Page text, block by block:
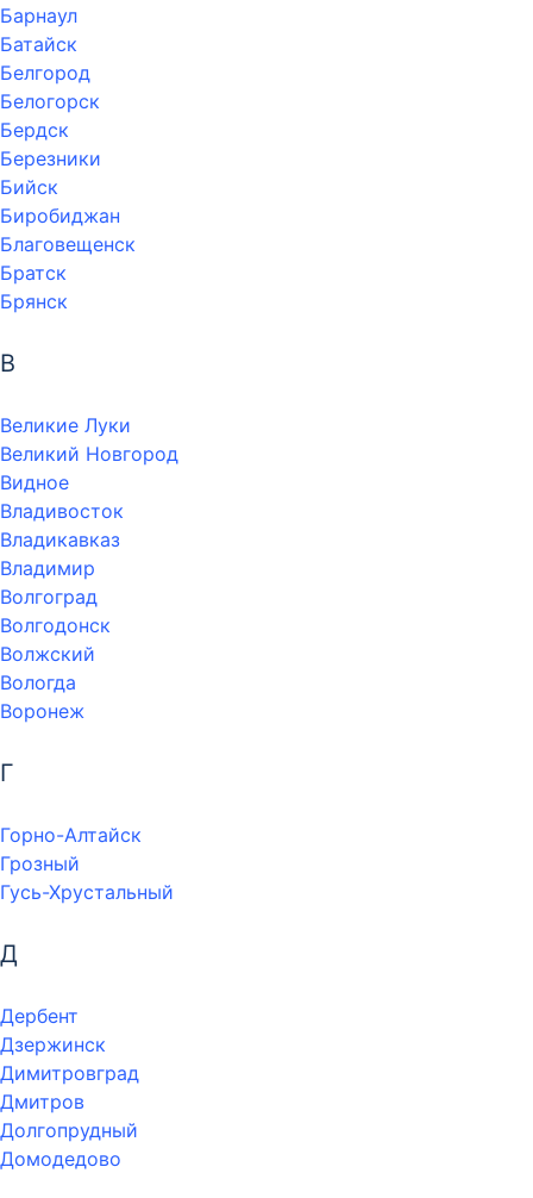
Барнаул
Батайск
Белгород
Белогорск
Бердск
Березники
Бийск
Биробиджан
Благовещенск
Братск
Брянск
В
Великие Луки
Великий Новгород
Видное
Владивосток
Владикавказ
Владимир
Волгоград
Волгодонск
Волжский
Вологда
Воронеж
Г
Горно-Алтайск
Грозный
Гусь-Хрустальный
Д
Дербент
Дзержинск
Димитровград
Дмитров
Долгопрудный
Домодедово